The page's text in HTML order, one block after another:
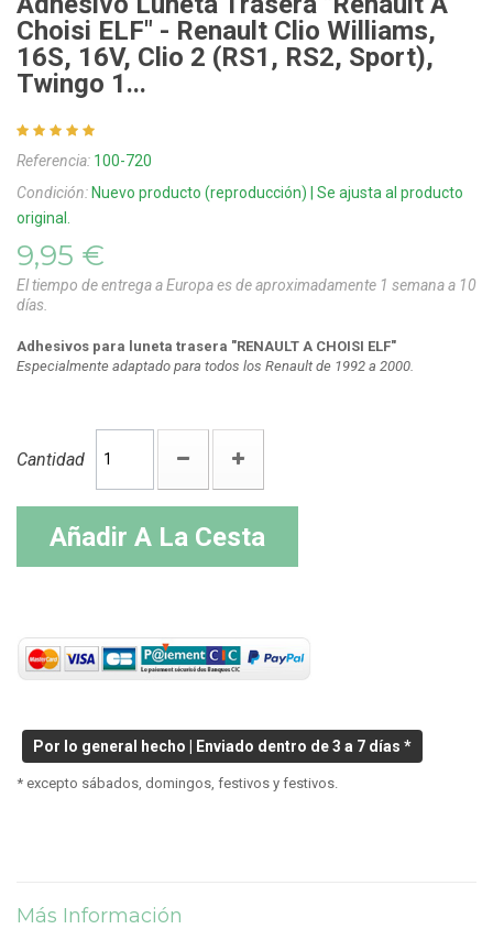
Choisi ELF" - Renault Clio Williams,
16S, 16V, Clio 2 (RS1, RS2, Sport),
Twingo 1...
Referencia: 100-720
Condición: Nuevo producto (reproducción) | Se ajusta al producto
original.
9,95 €
El tiempo de entrega a Europa es de aproximadamente 1 semana a 10
días.
Adhesivos para luneta trasera "RENAULT A CHOISI ELF"
Especialmente adaptado para todos los Renault de 1992 a 2000.
Cantidad
Añadir A La Cesta
Por lo general hecho | Enviado dentro de 3 a 7 días *
* excepto sábados, domingos, festivos y festivos.
Más Información